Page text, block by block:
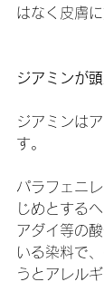
はなく皮膚
ジアミンが
ジアミンは
す。
パラフェニ
じめとする
アダイ等の
いる染料で
うとアレル